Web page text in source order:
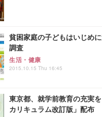
貧困家庭の子どもはいじめ
調査
生活・健康
2015.10.15 Thu 16:45
東京都、就学前教育の充実
カリキュラム改訂版」配布